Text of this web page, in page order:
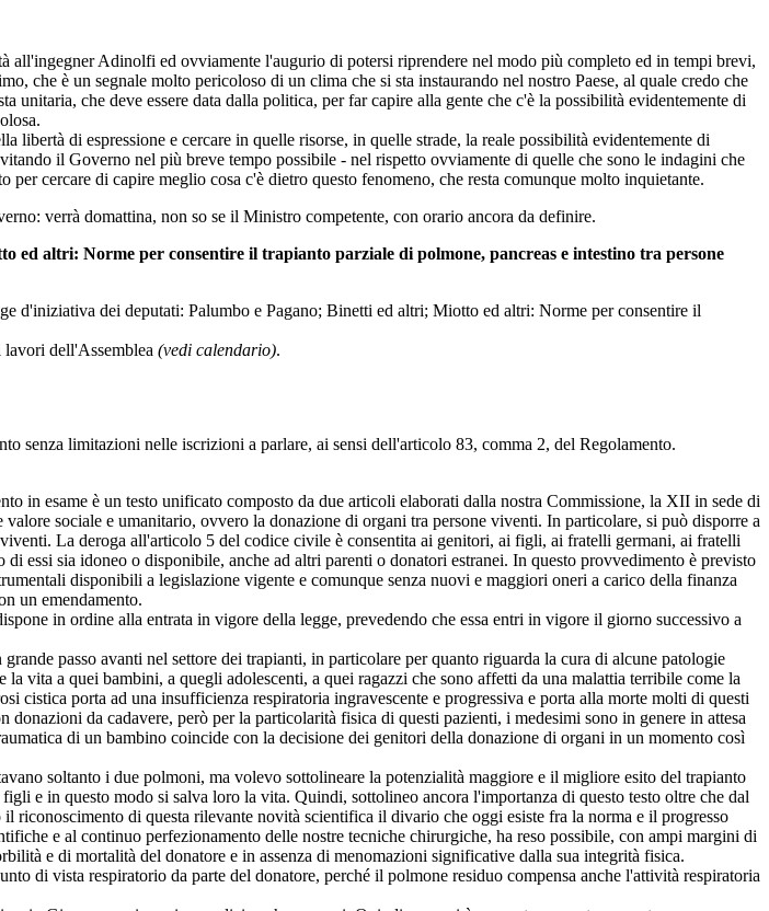
all'ingegner Adinolfi ed ovviamente l'augurio di potersi riprendere nel modo più completo ed in tempi brevi,
che è un segnale molto pericoloso di un clima che si sta instaurando nel nostro Paese, al quale credo che
unitaria, che deve essere data dalla politica, per far capire alla gente che c'è la possibilità evidentemente di
di espressione e cercare in quelle risorse, in quelle strade, la reale possibilità evidentemente di
il Governo nel più breve tempo possibile - nel rispetto ovviamente di quelle che sono le indagini che
cercare di capire meglio cosa c'è dietro questo fenomeno, che resta comunque molto inquietante.
verrà domattina, non so se il Ministro competente, con orario ancora da definire.
ed altri: Norme per consentire il trapianto parziale di polmone, pancreas e intestino tra persone
d'iniziativa dei deputati: Palumbo e Pagano; Binetti ed altri; Miotto ed altri: Norme per consentire il
dell'Assemblea (vedi calendario).
senza limitazioni nelle iscrizioni a parlare, ai sensi dell'articolo 83, comma 2, del Regolamento.
in esame è un testo unificato composto da due articoli elaborati dalla nostra Commissione, la XII in sede di
sociale e umanitario, ovvero la donazione di organi tra persone viventi. In particolare, si può disporre a
La deroga all'articolo 5 del codice civile è consentita ai genitori, ai figli, ai fratelli germani, ai fratelli
essi sia idoneo o disponibile, anche ad altri parenti o donatori estranei. In questo provvedimento è previsto
disponibili a legislazione vigente e comunque senza nuovi e maggiori oneri a carico della finanza
un emendamento.
in ordine alla entrata in vigore della legge, prevedendo che essa entri in vigore il giorno successivo a
passo avanti nel settore dei trapianti, in particolare per quanto riguarda la cura di alcune patologie
vita a quei bambini, a quegli adolescenti, a quei ragazzi che sono affetti da una malattia terribile come la
porta ad una insufficienza respiratoria ingravescente e progressiva e porta alla morte molti di questi
da cadavere, però per la particolarità fisica di questi pazienti, i medesimi sono in genere in attesa
di un bambino coincide con la decisione dei genitori della donazione di organi in un momento così
soltanto i due polmoni, ma volevo sottolineare la potenzialità maggiore e il migliore esito del trapianto
e in questo modo si salva loro la vita. Quindi, sottolineo ancora l'importanza di questo testo oltre che dal
di questa rilevante novità scientifica il divario che oggi esiste fra la norma e il progresso
e al continuo perfezionamento delle nostre tecniche chirurgiche, ha reso possibile, con ampi margini di
e di mortalità del donatore e in assenza di menomazioni significative dalla sua integrità fisica.
di vista respiratorio da parte del donatore, perché il polmone residuo compensa anche l'attività respiratoria